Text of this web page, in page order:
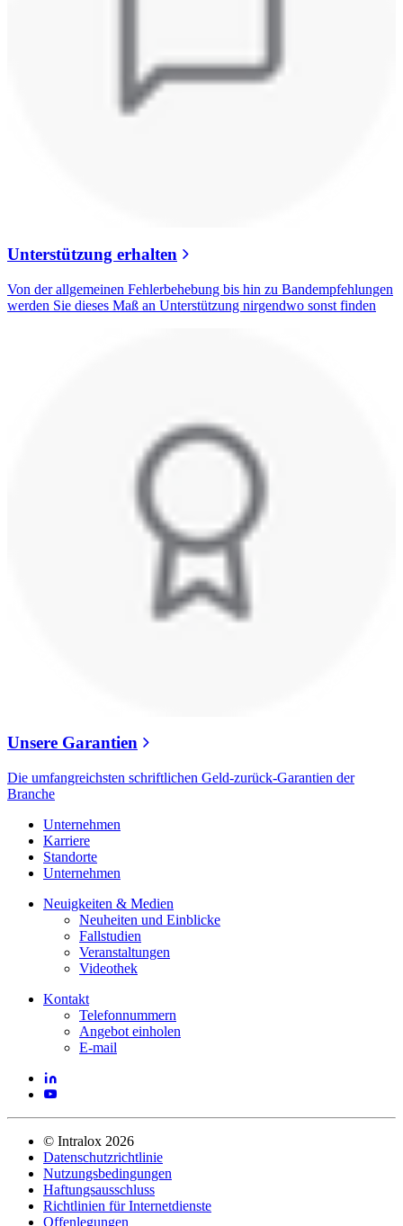
Unterstützung erhalten
Von der allgemeinen Fehlerbehebung bis hin zu Bandempfehlungen
werden Sie dieses Maß an Unterstützung nirgendwo sonst finden
Unsere Garantien
Die umfangreichsten schriftlichen Geld-zurück-Garantien der
Branche
Unternehmen
Karriere
Standorte
Unternehmen
Neuigkeiten & Medien
Neuheiten und Einblicke
Fallstudien
Veranstaltungen
Videothek
Kontakt
Telefonnummern
Angebot einholen
E-mail
© Intralox 2026
Datenschutzrichtlinie
Nutzungsbedingungen
Haftungsausschluss
Richtlinien für Internetdienste
Offenlegungen